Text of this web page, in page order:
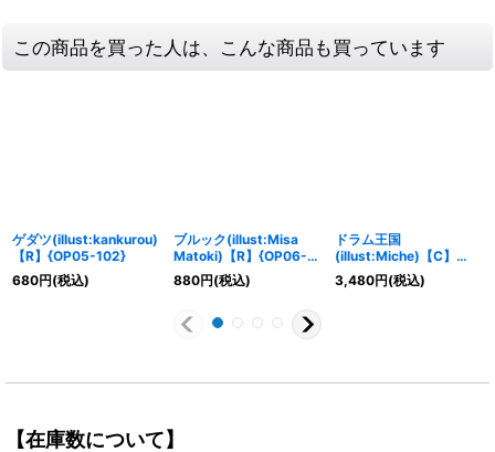
この商品を買った人は、こんな商品も買っています
ゲダツ(illust:kankurou)
【R】{OP05-102}
680円(税込)
ブルック(illust:Misa
Matoki)【R】{OP06-
092}
880円(税込)
ドラム王国
(illust:Miche)【C】
{OP08-020}
3,480円(税込)
【在庫数について】